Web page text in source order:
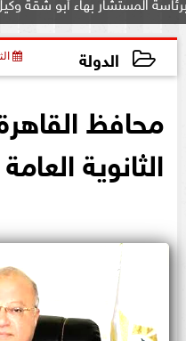
الدولة
محافظ
الثانوية العامة